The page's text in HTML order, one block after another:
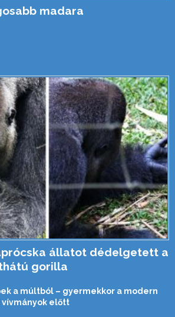
madara
állatot dédelgetett a
gorilla
a múltból – gyermekkor a modern
vívmányok előtt